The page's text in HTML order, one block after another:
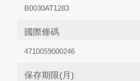
B0030AT1283
國際條碼
4710059000246
保存期限(月)